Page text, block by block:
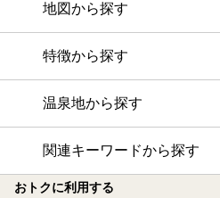
地図から探す
特徴から探す
温泉地から探す
関連キーワードから探す
おトクに利用する